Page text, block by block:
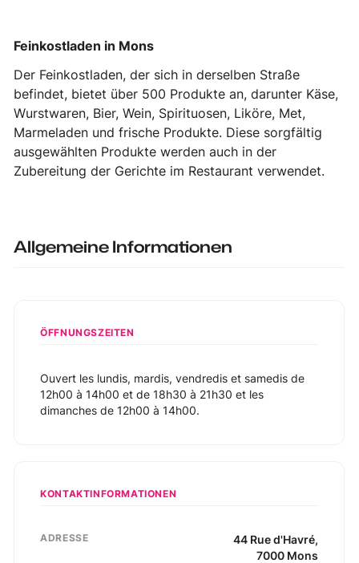
Feinkostladen in Mons
Der Feinkostladen, der sich in derselben Straße
befindet, bietet über 500 Produkte an, darunter Käse,
Wurstwaren, Bier, Wein, Spirituosen, Liköre, Met,
Marmeladen und frische Produkte. Diese sorgfältig
ausgewählten Produkte werden auch in der
Zubereitung der Gerichte im Restaurant verwendet.
Allgemeine Informationen
ÖFFNUNGSZEITEN
Ouvert les lundis, mardis, vendredis et samedis de
12h00 à 14h00 et de 18h30 à 21h30 et les
dimanches de 12h00 à 14h00.
KONTAKTINFORMATIONEN
ADRESSE 44 Rue d'Havré,
7000 Mons